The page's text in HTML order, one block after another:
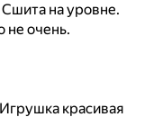
на уровне.
не очень.
красивая